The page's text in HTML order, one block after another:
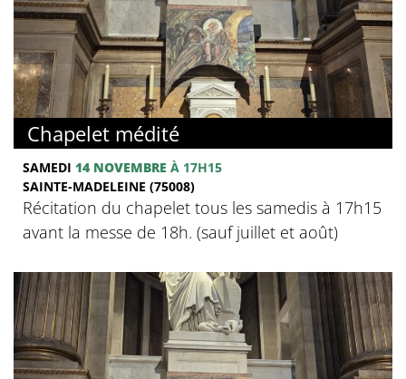
Chapelet médité
SAMEDI 14 NOVEMBRE À 17H15
SAINTE-MADELEINE (75008)
Récitation du chapelet tous les samedis à 17h15
avant la messe de 18h. (sauf juillet et août)